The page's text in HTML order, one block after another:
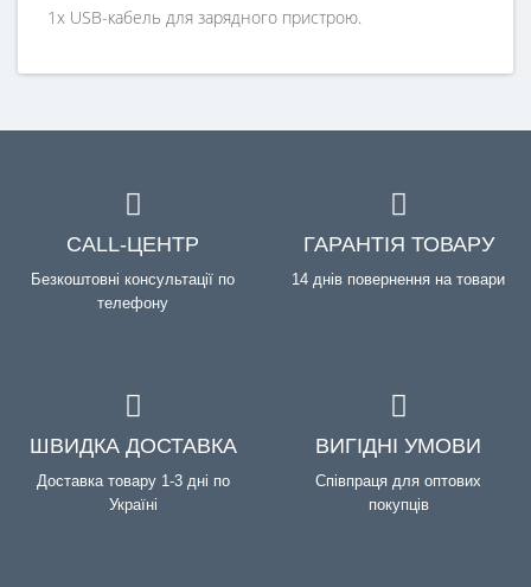
1x USB-кабель для зарядного пристрою.
CALL-ЦЕНТР
Безкоштовні консультації по
телефону
ГАРАНТІЯ ТОВАРУ
14 днів повернення на товари
ШВИДКА ДОСТАВКА
Доставка товару 1-3 дні по
Україні
ВИГІДНІ УМОВИ
Співпраця для оптових
покупців